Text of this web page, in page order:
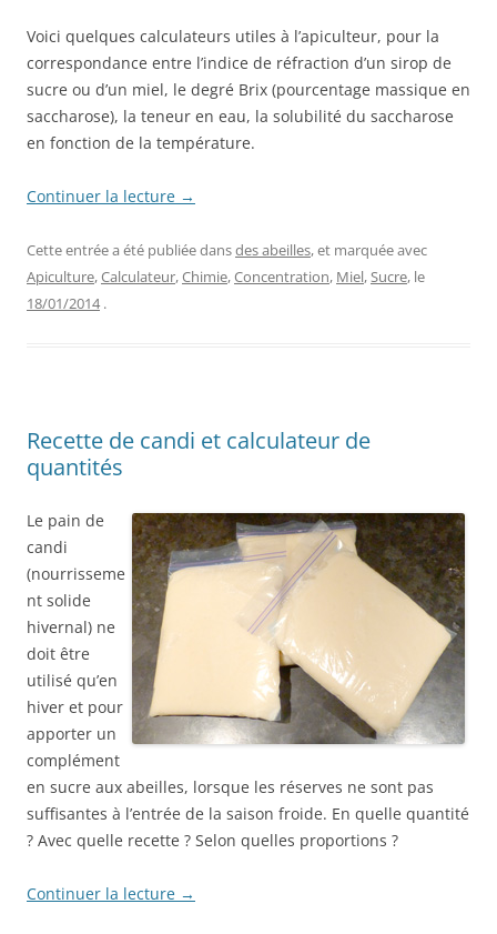
Voici quelques calculateurs utiles à l’apiculteur, pour la
correspondance entre l’indice de réfraction d’un sirop de
sucre ou d’un miel, le degré Brix (pourcentage massique en
saccharose), la teneur en eau, la solubilité du saccharose
en fonction de la température.
Continuer la lecture →
Cette entrée a été publiée dansdes abeilles, et marquée avec
Apiculture,Calculateur,Chimie,Concentration, Miel,Sucre, le
18/01/2014 .
Recette de candi et calculateur de
quantités
Le pain de
candi
(nourrisseme
nt solide
hivernal) ne
doit être
utilisé qu’en
hiver et pour
apporter un
complément
en sucre aux abeilles, lorsque les réserves ne sont pas
suffisantes à l’entrée de la saison froide. En quelle quantité
? Avec quelle recette ? Selon quelles proportions ?
Continuer la lecture →